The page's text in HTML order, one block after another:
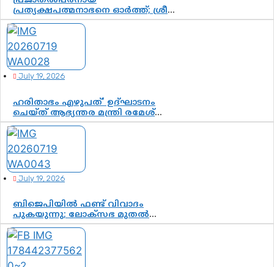
പ്രത്യക്ഷപത്മനാഭനെ ഓർത്ത്; ശ്രീ
ചിത്തിര തിരുനാൾ മഹാരാജാവിന്റെ
35-ാം നാടുനീങ്ങൽ ദിനം ഇന്ന്
July 19, 2026
ഹരിതാഭം എഴുപത്’ ഉദ്ഘാടനം
ചെയ്ത് ആഭ്യന്തര മന്ത്രി രമേശ്
ചെന്നിത്തല; ആർ. ഹരികുമാറിന്റെ
സപ്തതി ആഘോഷങ്ങൾക്ക്
പ്രൗഢമായ തുടക്കം
July 19, 2026
ബിജെപിയിൽ ഫണ്ട് വിവാദം
പുകയുന്നു; ലോക്സഭ മുതൽ
നിയമസഭ വരെ 140 മണ്ഡലങ്ങളിലെ
ഫണ്ട് വിനിയോഗം പരിശോധിക്കുമോ?
കേന്ദ്രത്തിനും ആർഎസ്എസിനും
കേരള ഘടകത്തോട് അതൃപ്തി